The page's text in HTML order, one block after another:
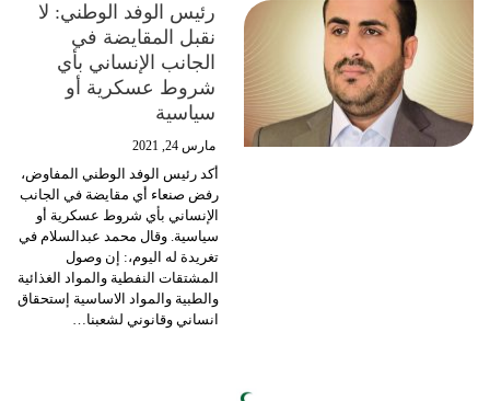
رئيس الوفد الوطني: لا
نقبل المقايضة في
الجانب الإنساني بأي
شروط عسكرية أو
سياسية
مارس 24, 2021
أكد رئيس الوفد الوطني المفاوض،
رفض صنعاء أي مقايضة في الجانب
الإنساني بأي شروط عسكرية أو
سياسية. وقال محمد عبدالسلام في
تغريدة له اليوم،: إن وصول
المشتقات النفطية والمواد الغذائية
والطبية والمواد الاساسية إستحقاق
انساني وقانوني لشعبنا…